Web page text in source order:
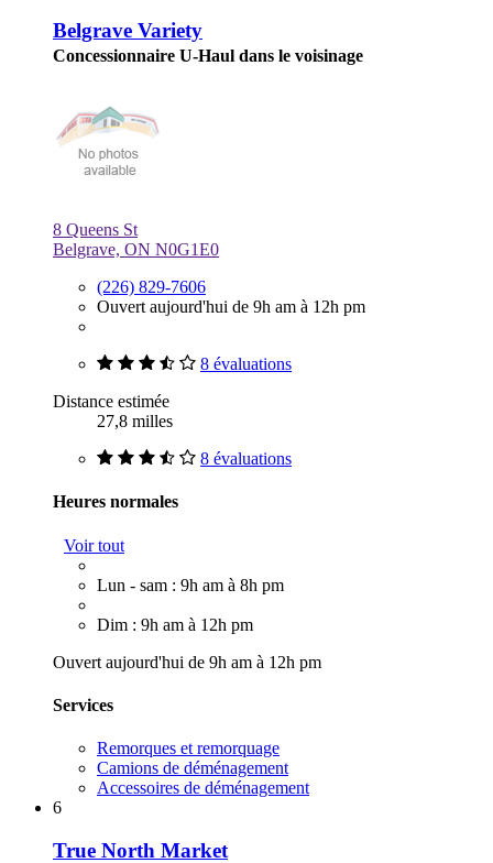
Belgrave Variety
Concessionnaire U-Haul dans le voisinage
8 Queens St
Belgrave, ON N0G1E0
(226) 829-7606
Ouvert aujourd'hui de 9h am à 12h pm
8 évaluations
Distance estimée
27,8 milles
8 évaluations
Heures normales
Voir tout
Lun - sam : 9h am à 8h pm
Dim : 9h am à 12h pm
Ouvert aujourd'hui de 9h am à 12h pm
Services
Remorques et remorquage
Camions de déménagement
Accessoires de déménagement
6
True North Market